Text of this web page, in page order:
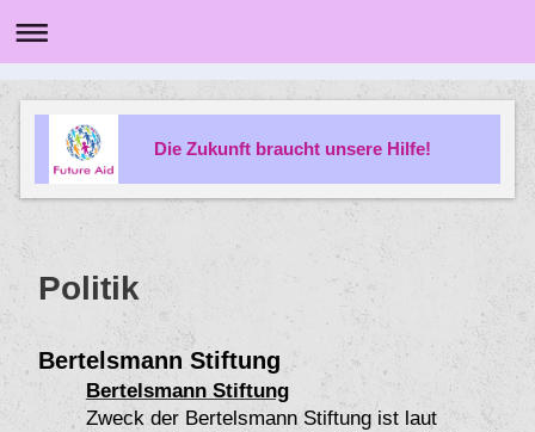
Die Zukunft braucht unsere Hilfe!
Politik
Bertelsmann Stiftung
Bertelsmann Stiftung
Zweck der Bertelsmann Stiftung ist laut